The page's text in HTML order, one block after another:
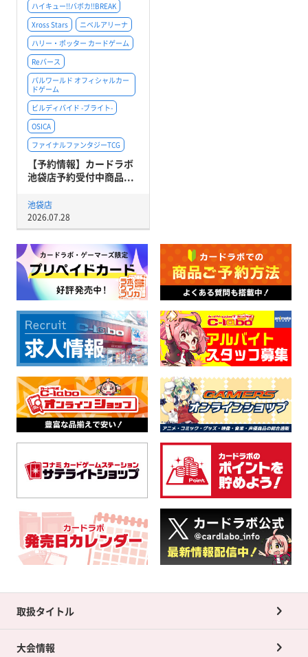
ハイキュー!!バボカ!!BREAK
Xross Stars
ニベルアリーナ
ハリー・ポッター カードゲーム
Reバース
パルワールド オフィシャルカー
ドゲーム
ビルディバイド -ブライト-
OSICA
ファイナルファンタジーTCG
【予約情報】カードラボ
池袋店予約受付中商品...
池袋店
2026.07.28
取扱タイトル
大会情報